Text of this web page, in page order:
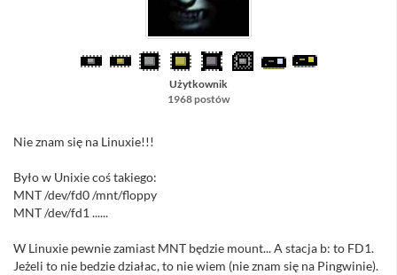
Użytkownik
1968 postów
Nie znam się na Linuxie!!!
Było w Unixie coś takiego:
MNT /dev/fd0 /mnt/floppy
MNT /dev/fd1 ......
W Linuxie pewnie zamiast MNT będzie mount... A stacja b: to FD1.
Jeżeli to nie bedzie działac, to nie wiem (nie znam się na Pingwinie).